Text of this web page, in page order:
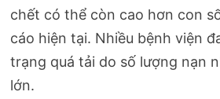
chết có thể còn cao hơn con
cáo hiện tại. Nhiều bệnh viện
trạng quá tải do số lượng nạn
lớn.